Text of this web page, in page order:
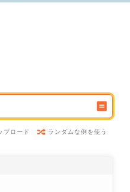
プロード ランダムな例を使う